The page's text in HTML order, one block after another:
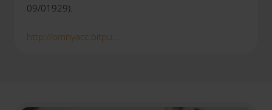
09/01929).
http://omnyacc.bitpu...